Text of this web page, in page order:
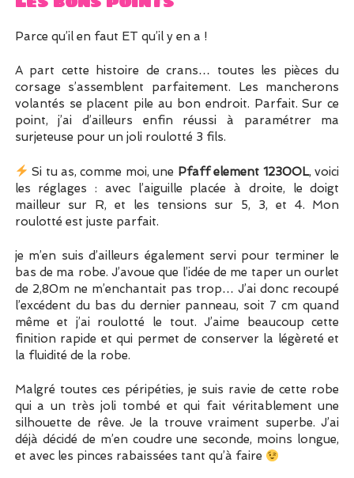
Parce qu’il en faut ET qu’il y en a !
A part cette histoire de crans… toutes les pièces du
corsage s’assemblent parfaitement. Les mancherons
volantés se placent pile au bon endroit. Parfait. Sur ce
point, j’ai d’ailleurs enfin réussi à paramétrer ma
surjeteuse pour un joli roulotté 3 fils.
Si tu as, comme moi, une Pfaff element 1230OL, voici
les réglages : avec l’aiguille placée à droite, le doigt
mailleur sur R, et les tensions sur 5, 3, et 4. Mon
roulotté est juste parfait.
je m’en suis d’ailleurs également servi pour terminer le
bas de ma robe. J’avoue que l’idée de me taper un ourlet
de 2,80m ne m’enchantait pas trop… J’ai donc recoupé
l’excédent du bas du dernier panneau, soit 7 cm quand
même et j’ai roulotté le tout. J’aime beaucoup cette
finition rapide et qui permet de conserver la légèreté et
la fluidité de la robe.
Malgré toutes ces péripéties, je suis ravie de cette robe
qui a un très joli tombé et qui fait véritablement une
silhouette de rêve. Je la trouve vraiment superbe. J’ai
déjà décidé de m’en coudre une seconde, moins longue,
et avec les pinces rabaissées tant qu’à faire